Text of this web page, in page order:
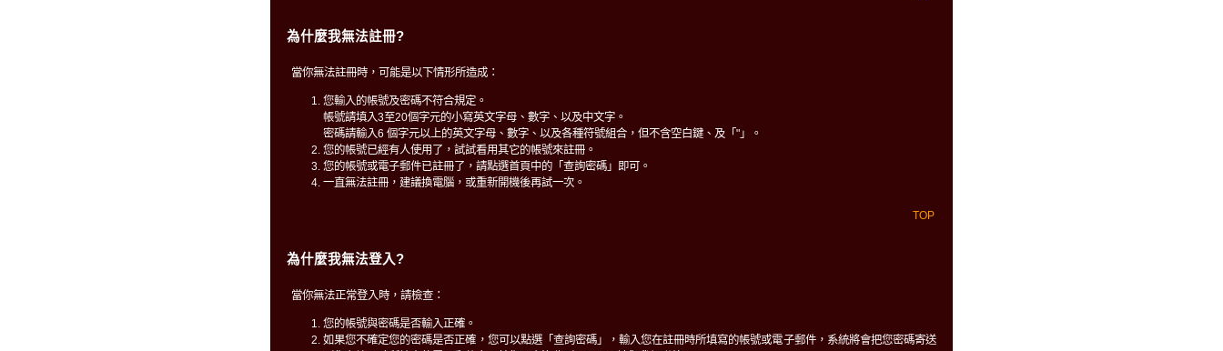
為什麼我無法註冊?
當你無法註冊時，可能是以下情形所造成：
您輸入的帳號及密碼不符合規定。
帳號請填入3至20個字元的小寫英文字母、數字、以及中文字。
密碼請輸入6 個字元以上的英文字母、數字、以及各種符號組合，但不含空白鍵、及「"」。
您的帳號已經有人使用了，試試看用其它的帳號來註冊。
您的帳號或電子郵件已註冊了，請點選首頁中的「查詢密碼」即可。
一直無法註冊，建議換電腦，或重新開機後再試一次。
TOP
為什麼我無法登入?
當你無法正常登入時，請檢查：
您的帳號與密碼是否輸入正確。
如果您不確定您的密碼是否正確，您可以點選「查詢密碼」，輸入您在註冊時所填寫的帳號或電子郵件，系統將會把您密碼寄送